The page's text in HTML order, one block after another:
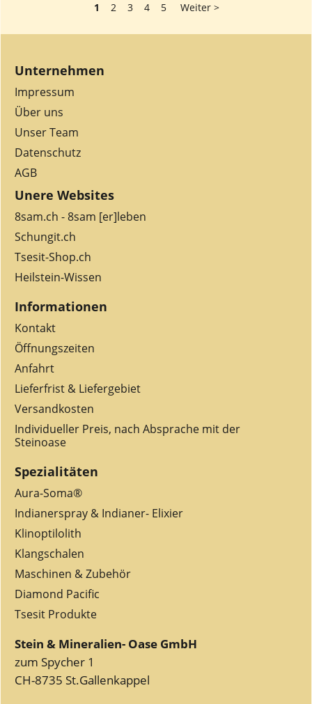
1 2 3 4 5 Weiter >
Unternehmen
Impressum
Über uns
Unser Team
Datenschutz
AGB
Unere Websites
8sam.ch - 8sam [er]leben
Schungit.ch
Tsesit-Shop.ch
Heilstein-Wissen
Informationen
Kontakt
Öffnungszeiten
Anfahrt
Lieferfrist & Liefergebiet
Versandkosten
Individueller Preis, nach Absprache mit der
Steinoase
Spezialitäten
Aura-Soma®
Indianerspray & Indianer- Elixier
Klinoptilolith
Klangschalen
Maschinen & Zubehör
Diamond Pacific
Tsesit Produkte
Stein & Mineralien- Oase GmbH
zum Spycher 1
CH-8735 St.Gallenkappel